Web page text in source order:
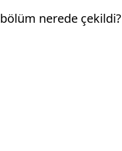
nerede çekildi?